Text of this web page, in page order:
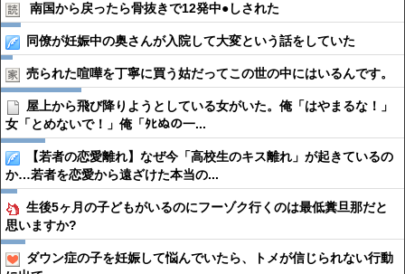
南国から戻ったら骨抜きで12発中●︎しされた
同僚が妊娠中の奥さんが入院して大変という話をしていた
売られた喧嘩を丁寧に買う姑だってこの世の中にはいるんです。
屋上から飛び降りようとしている女がいた。俺「はやまるな！」
女「とめないで！」俺「ﾀﾋぬの一...
【若者の恋愛離れ】なぜ今「高校生のキス離れ」が起きているの
か…若者を恋愛から遠ざけた本当の...
生後5ヶ月の子どもがいるのにフーゾク行くのは最低糞旦那だと
思いますか?
ダウン症の子を妊娠して悩んでいたら、トメが信じられない行動